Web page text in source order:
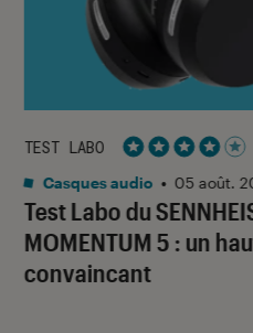
Test Labo du
MOMENTUM 5 : un
convaincant
TEST LABO
Noté 4 étoiles
Casques audio • 05 août.